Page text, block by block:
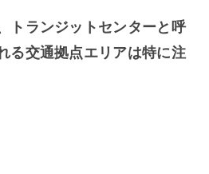
トランジットセンターと呼
る交通拠点エリアは特に注